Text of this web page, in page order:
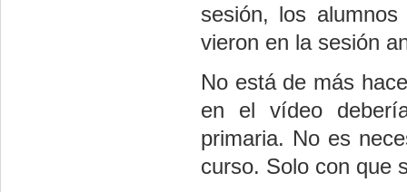
sesión, los
vieron en la sesión
No está de más
en el vídeo
primaria. No es
curso. Solo con que